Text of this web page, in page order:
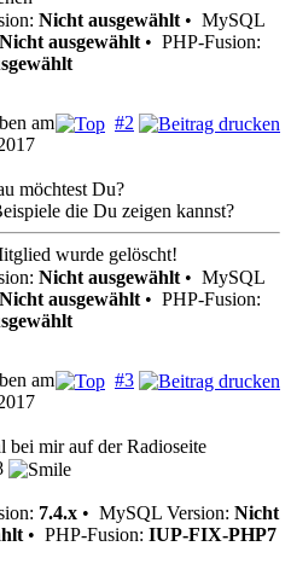
Nicht ausgewählt • MySQL
Nicht ausgewählt • PHP-Fusion:
#2
am
möchtest Du?
die Du zeigen kannst?
wurde gelöscht!
Nicht ausgewählt • MySQL
Nicht ausgewählt • PHP-Fusion:
#3
am
bei mir auf der Radioseite
7.4.x • MySQL Version: Nicht
• PHP-Fusion: IUP-FIX-PHP7